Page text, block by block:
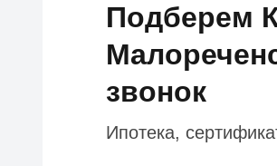
Подберем
звонок
Ипотека,